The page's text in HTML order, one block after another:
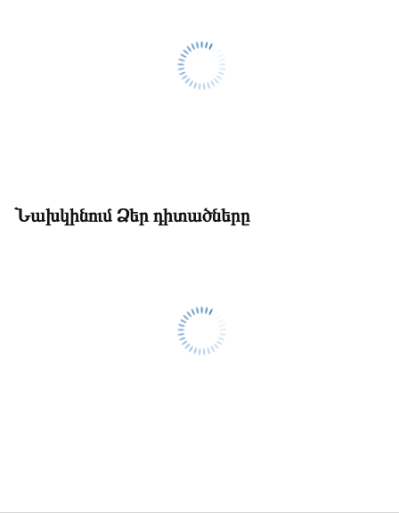
Նախկինում Ձեր դիտածները